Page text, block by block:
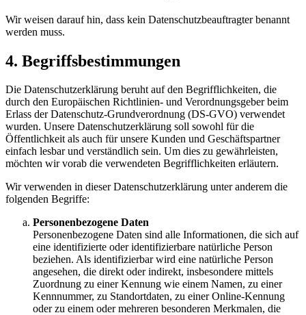
Wir weisen darauf hin, dass kein Datenschutzbeauftragter benannt
werden muss.
4. Begriffsbestimmungen
Die Datenschutzerklärung beruht auf den Begrifflichkeiten, die
durch den Europäischen Richtlinien- und Verordnungsgeber beim
Erlass der Datenschutz-Grundverordnung (DS-GVO) verwendet
wurden. Unsere Datenschutzerklärung soll sowohl für die
Öffentlichkeit als auch für unsere Kunden und Geschäftspartner
einfach lesbar und verständlich sein. Um dies zu gewährleisten,
möchten wir vorab die verwendeten Begrifflichkeiten erläutern.
Wir verwenden in dieser Datenschutzerklärung unter anderem die
folgenden Begriffe:
Personenbezogene Daten
Personenbezogene Daten sind alle Informationen, die sich auf
eine identifizierte oder identifizierbare natürliche Person
beziehen. Als identifizierbar wird eine natürliche Person
angesehen, die direkt oder indirekt, insbesondere mittels
Zuordnung zu einer Kennung wie einem Namen, zu einer
Kennnummer, zu Standortdaten, zu einer Online-Kennung
oder zu einem oder mehreren besonderen Merkmalen, die